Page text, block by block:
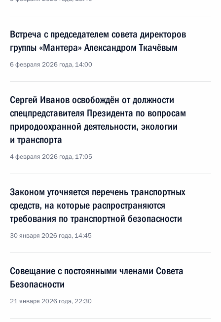
Встреча с председателем совета директоров
группы «Мантера» Александром Ткачёвым
6 февраля 2026 года, 14:00
Сергей Иванов освобождён от должности
спецпредставителя Президента по вопросам
природоохранной деятельности, экологии
и транспорта
4 февраля 2026 года, 17:05
Законом уточняется перечень транспортных
средств, на которые распространяются
требования по транспортной безопасности
30 января 2026 года, 14:45
Совещание с постоянными членами Совета
Безопасности
21 января 2026 года, 22:30